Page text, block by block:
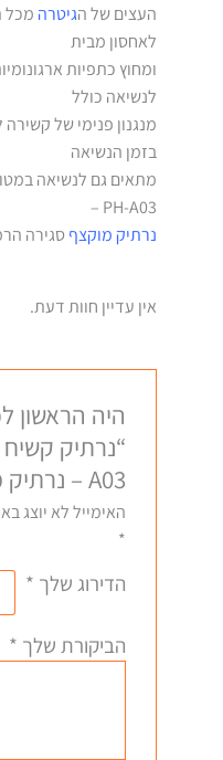
העצים של הגיטרה מכל
לאחסון מבית
ומחוץ כתפיות
לנשיאה כולל
מנגנון פנימי של
בזמן הנשיאה
מתאים גם לנשיאה
PH-A03 –
נרתיק מוקצף סגירה
אין עדיין חוות דעת.
היה הראשון
A03 – נרתיק מוקצף”
האימייל לא יוצג
*
הדירוג שלך *
הביקורת שלך *